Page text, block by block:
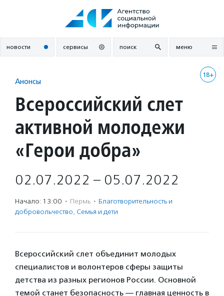
новости сервисы поиск меню
18+
Анонсы
Всероссийский слет
активной молодежи
«Герои добра»
02.07.2022 – 05.07.2022
Начало: 13:00 · Пермь · Благотвори­тель­ность и
доброволь­чест­во, Семья и дети
Всероссийский слет объединит молодых
специалистов и волонтеров сферы защиты
детства из разных регионов России. Основной
темой станет безопасность — главная ценность в